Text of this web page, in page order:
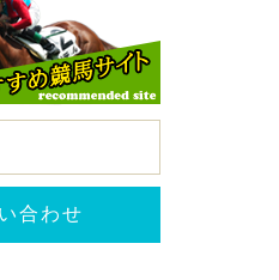
合わせ